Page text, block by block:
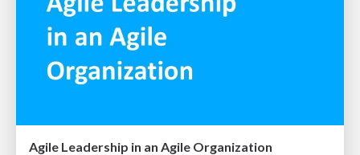
Agile Leadership in an Agile Organization